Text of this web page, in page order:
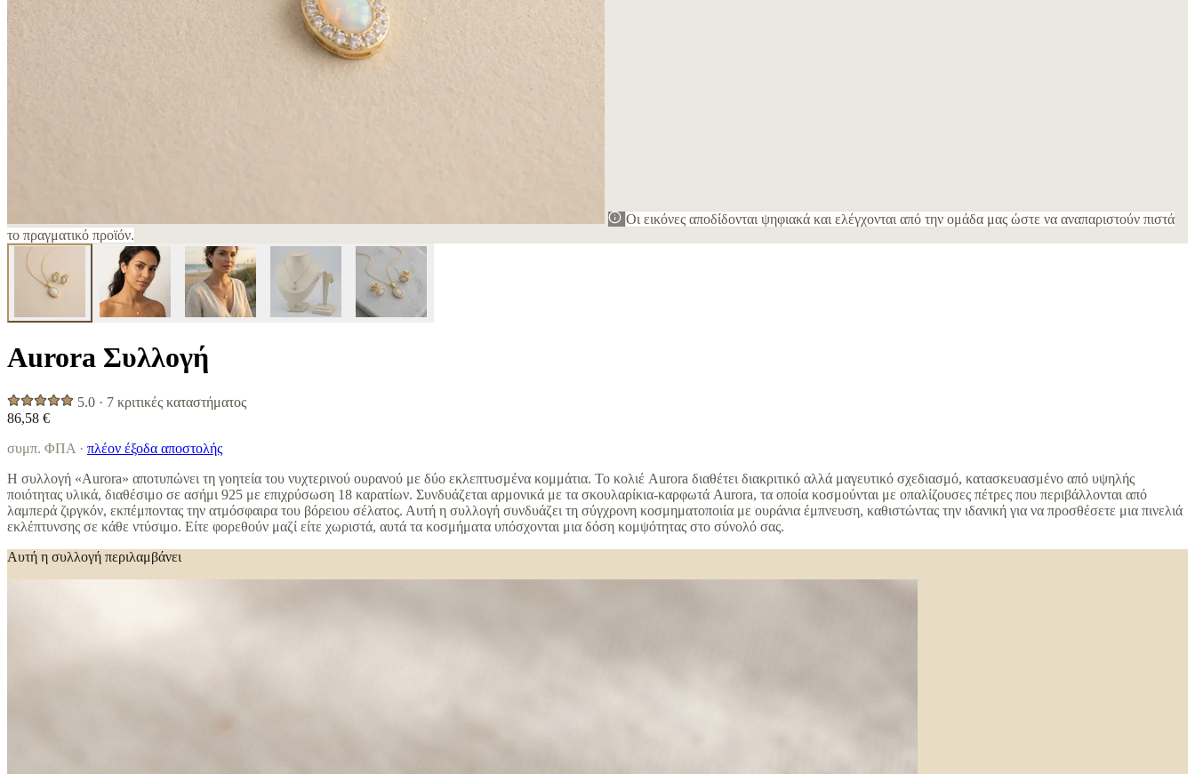
Οι εικόνες αποδίδονται ψηφιακά και ελέγχονται από την ομάδα μας ώστε να αναπαριστούν πιστά
το πραγματικό προϊόν.
Aurora Συλλογή
5.0 · 7 κριτικές καταστήματος
86,58 €
συμπ. ΦΠΑ · πλέον έξοδα αποστολής
Η συλλογή «Aurora» αποτυπώνει τη γοητεία του νυχτερινού ουρανού με δύο εκλεπτυσμένα κομμάτια. Το κολιέ Aurora διαθέτει διακριτικό αλλά μαγευτικό σχεδιασμό, κατασκευασμένο από υψηλής
ποιότητας υλικά, διαθέσιμο σε ασήμι 925 με επιχρύσωση 18 καρατίων. Συνδυάζεται αρμονικά με τα σκουλαρίκια-καρφωτά Aurora, τα οποία κοσμούνται με οπαλίζουσες πέτρες που περιβάλλονται από
λαμπερά ζιργκόν, εκπέμποντας την ατμόσφαιρα του βόρειου σέλατος. Αυτή η συλλογή συνδυάζει τη σύγχρονη κοσμηματοποιία με ουράνια έμπνευση, καθιστώντας την ιδανική για να προσθέσετε μια πινελιά
εκλέπτυνσης σε κάθε ντύσιμο. Είτε φορεθούν μαζί είτε χωριστά, αυτά τα κοσμήματα υπόσχονται μια δόση κομψότητας στο σύνολό σας.
Αυτή η συλλογή περιλαμβάνει